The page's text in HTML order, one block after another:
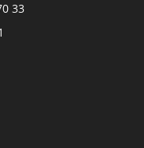
33